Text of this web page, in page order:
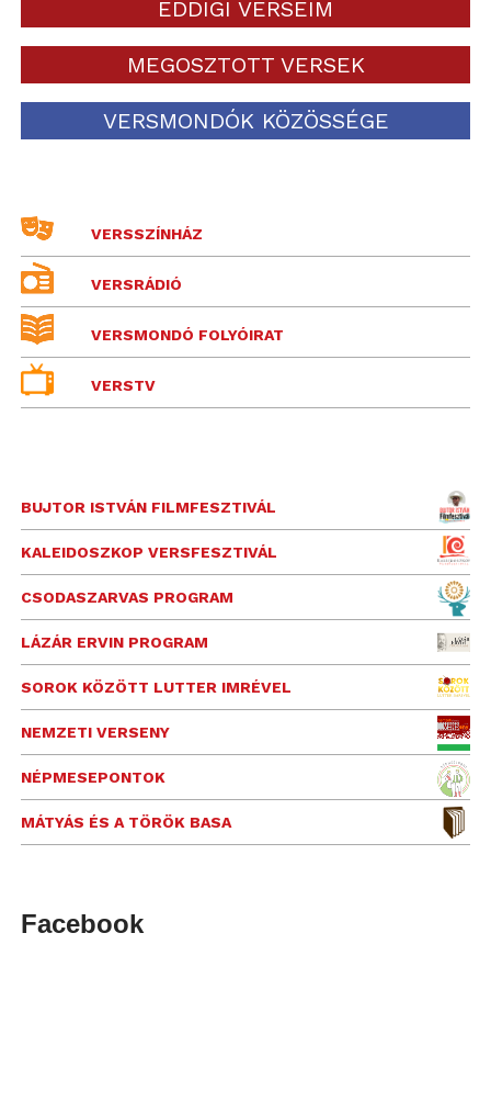
EDDIGI VERSEIM
MEGOSZTOTT VERSEK
VERSMONDÓK KÖZÖSSÉGE
VERSSZÍNHÁZ
VERSRÁDIÓ
VERSMONDÓ FOLYÓIRAT
VERSTV
BUJTOR ISTVÁN FILMFESZTIVÁL
KALEIDOSZKOP VERSFESZTIVÁL
CSODASZARVAS PROGRAM
LÁZÁR ERVIN PROGRAM
SOROK KÖZÖTT LUTTER IMRÉVEL
NEMZETI VERSENY
NÉPMESEPONTOK
MÁTYÁS ÉS A TÖRÖK BASA
Facebook